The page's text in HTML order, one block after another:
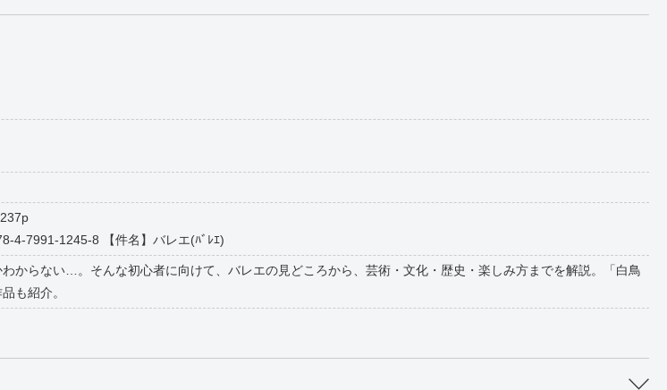
4-7991-1245-8 【件名】バレエ(ﾊﾞﾚｴ)
からない…。そんな初心者に向けて、バレエの見どころから、芸術・文化・歴史・楽しみ方までを解説。「白鳥
も紹介。